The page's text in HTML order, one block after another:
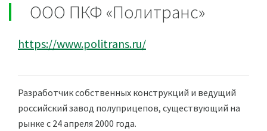
ООО ПКФ «Политранс»
https://www.politrans.ru/
Разработчик собственных конструкций и ведущий
российский завод полуприцепов, существующий на
рынке с 24 апреля 2000 года.